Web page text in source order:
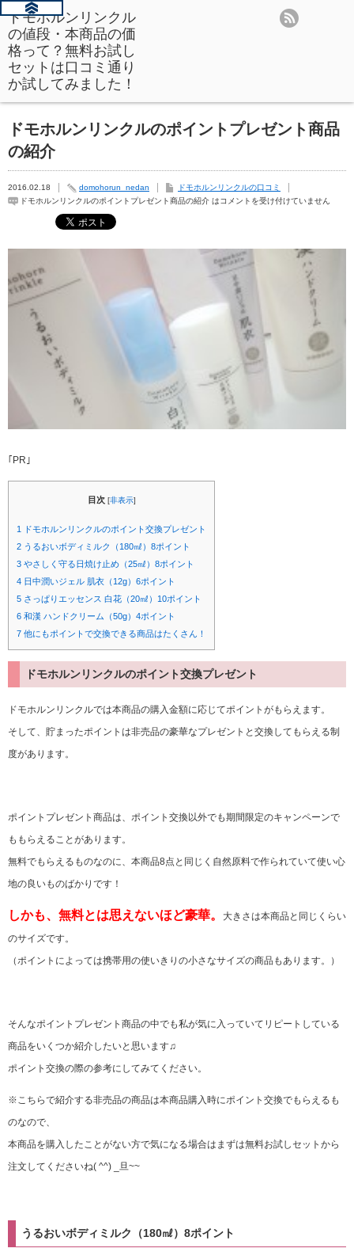
ドモホルンリンクル
の値段・本商品の価
格って？無料お試し
セットは口コミ通り
か試してみました！
ドモホルンリンクルのポイントプレゼント商品
の紹介
2016.02.18 domohorun_nedan
ドモホルンリンクルの口コミ
ドモホルンリンクルのポイントプレゼント商品の紹介 はコメントを受け付けていません
｢PR｣
目次 [非表示]
1
ドモホルンリンクルのポイント交換プレゼント
2 うるおいボディミルク（180㎖）8ポイント
3 やさしく守る日焼け止め（25㎖）8ポイント
4 日中潤いジェル 肌衣（12g）6ポイント
5 さっぱりエッセンス 白花（20㎖）10ポイント
6 和漢 ハンドクリーム（50g）4ポイント
7 他にもポイントで交換できる商品はたくさん！
ドモホルンリンクルのポイント交換プレゼント
ドモホルンリンクルでは本商品の購入金額に応じてポイントがもらえます。
そして、貯まったポイントは非売品の豪華なプレゼントと交換してもらえる制
度があります。
ポイントプレゼント商品は、ポイント交換以外でも期間限定のキャンペーンで
ももらえることがあります。
無料でもらえるものなのに、本商品8点と同じく自然原料で作られていて使い心
地の良いものばかりです！
しかも、無料とは思えないほど豪華。
大きさは本商品と同じくらい
のサイズです。
（ポイントによっては携帯用の使いきりの小さなサイズの商品もあります。）
そんなポイントプレゼント商品の中でも私が気に入っていてリピートしている
商品をいくつか紹介したいと思います♫
ポイント交換の際の参考にしてみてください。
※こちらで紹介する非売品の商品は本商品購入時にポイント交換でもらえるも
のなので、
本商品を購入したことがない方で気になる場合はまずは無料お試しセットから
注文してくださいね( ^^) _旦~~
うるおいボディミルク（180㎖）8ポイント